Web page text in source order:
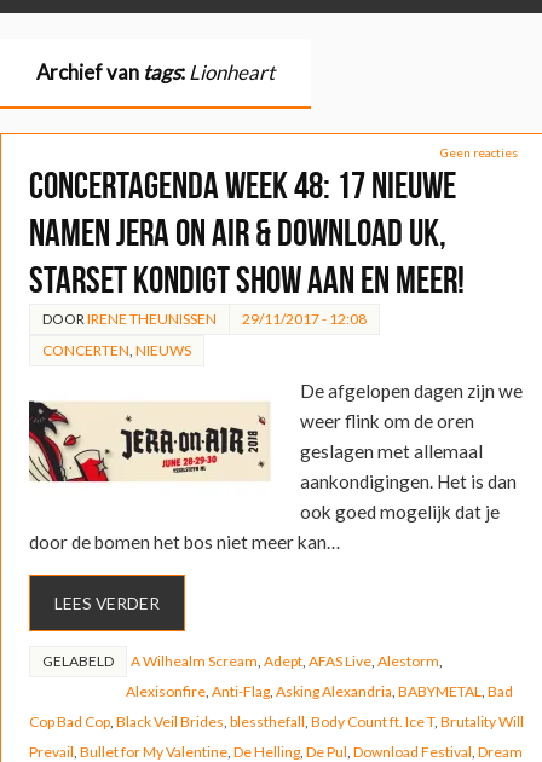
Archief van tags:Lionheart
Geen reacties
Concertagenda week 48: 17 nieuwe
namen Jera On Air & Download UK,
Starset kondigt show aan en meer!
DOOR IRENE THEUNISSEN
29/11/2017 - 12:08
CONCERTEN NIEUWS
De afgelopen dagen zijn we
weer flink om de oren
geslagen met allemaal
aankondigingen. Het is dan
ook goed mogelijk dat je
door de bomen het bos niet meer kan…
LEES VERDER
GELABELD A Wilhealm Scream Adept, AFAS Live, Alestorm
Alexisonfire, Anti-Flag, Asking Alexandria BABYMETAL Bad
Cop Bad Cop, Black Veil Brides blessthefall Body Count ft. Ice T, Brutality Will
Prevail Bullet for My Valentine, De Helling, De Pul Download Festival Dream